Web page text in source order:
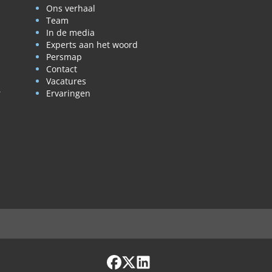
Ons verhaal
Team
In de media
Experts aan het woord
Persmap
Contact
Vacatures
Ervaringen
Facebook
X / Twitter
LinkedIn